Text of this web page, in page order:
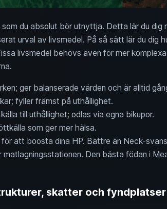
du absolut bör utnyttja. Detta lär du
urval av livsmedel. På så sätt lär du dig
livsmedel behövs även för mer
ger balanserade värden och är alltid
fyller främst på uthållighet.
till uthållighet; odlas via egna bikupor.
som ger mer hälsa.
för att boosta dina HP. Bättre än Neck-
matlagningsstationen. Den bästa födan i
skatter och fyndplatser